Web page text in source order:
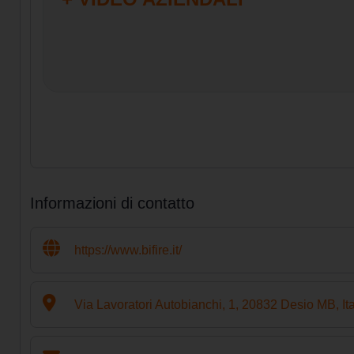
Informazioni di contatto
https://www.bifire.it/
Via Lavoratori Autobianchi, 1, 20832 Desio MB,